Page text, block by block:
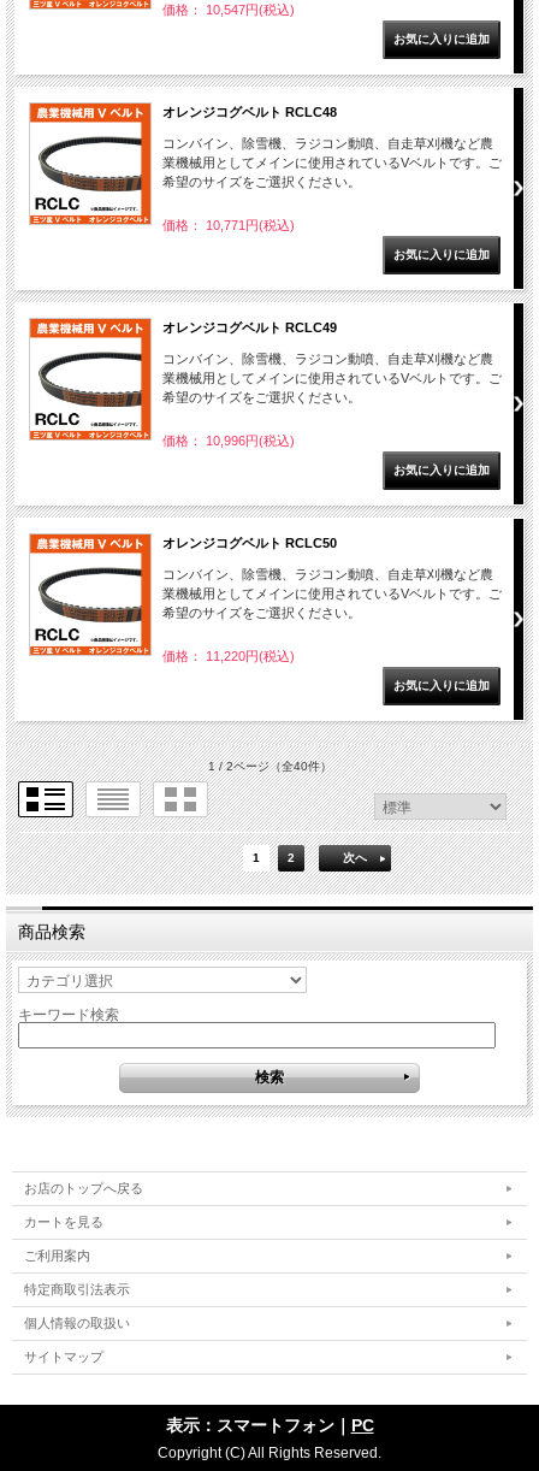
価格： 10,547円(税込)
オレンジコグベルト RCLC48
コンバイン、除雪機、ラジコン動噴、自走草刈機など農
業機械用としてメインに使用されているVベルトです。ご
希望のサイズをご選択ください。
価格： 10,771円(税込)
オレンジコグベルト RCLC49
コンバイン、除雪機、ラジコン動噴、自走草刈機など農
業機械用としてメインに使用されているVベルトです。ご
希望のサイズをご選択ください。
価格： 10,996円(税込)
オレンジコグベルト RCLC50
コンバイン、除雪機、ラジコン動噴、自走草刈機など農
業機械用としてメインに使用されているVベルトです。ご
希望のサイズをご選択ください。
価格： 11,220円(税込)
1 / 2ページ（全40件）
1 2 次へ
商品検索
キーワード検索
お店のトップへ戻る
カートを見る
ご利用案内
特定商取引法表示
個人情報の取扱い
サイトマップ
表示：スマートフォン｜ PC
Copyright (C) All Rights Reserved.